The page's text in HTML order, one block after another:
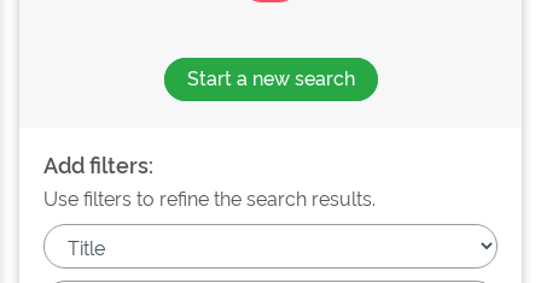
Start a new search
Add filters:
Use filters to refine the search results.